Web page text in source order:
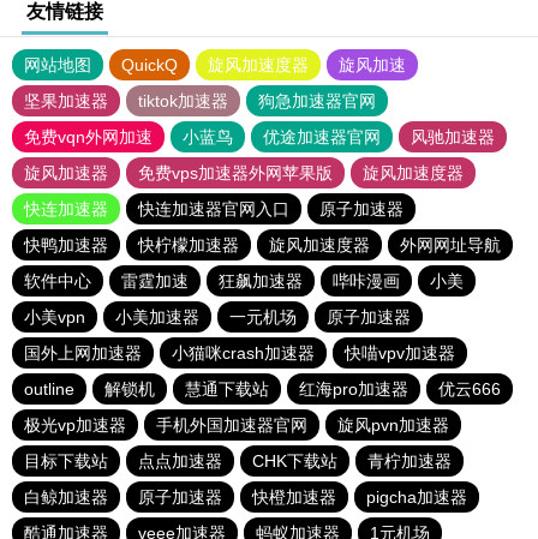
友情链接
网站地图 QuickQ 旋风加速度器
旋风加速
坚果加速器
tiktok加速器
狗急加速器官网
免费vqn外网加速
小蓝鸟 优途加速器官网
风驰加速器
旋风加速器
免费vps加速器外网苹果版
旋风加速度器
快连加速器
快连加速器官网入口
原子加速器
快鸭加速器
快柠檬加速器 旋风加速度器
外网网址导航
软件中心
雷霆加速 狂飙加速器 哔咔漫画
小美
小美vpn
小美加速器 一元机场
原子加速器
国外上网加速器
小猫咪crash加速器
快喵vpv加速器
outline
解锁机 慧通下载站 红海pro加速器
优云666
极光vp加速器
手机外国加速器官网
旋风pvn加速器
目标下载站
点点加速器 CHK下载站
青柠加速器
白鲸加速器
原子加速器 快橙加速器
pigcha加速器
酷通加速器
veee加速器 蚂蚁加速器 1元机场